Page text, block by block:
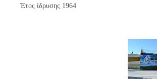
Έτος ίδρυσης 1964